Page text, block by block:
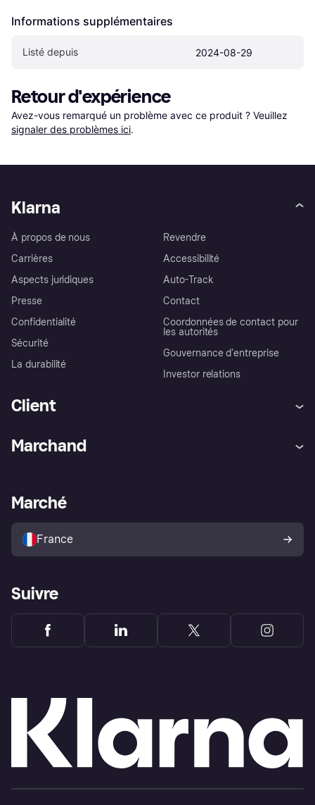
Informations supplémentaires
Listé depuis 2024-08-29
Retour d'expérience
Avez-vous remarqué un problème avec ce produit ? Veuillez
signaler des problèmes ici.
Klarna
À propos de nous
Carrières
Aspects juridiques
Presse
Confidentialité
Sécurité
La durabilité
Revendre
Accessibilité
Auto-Track
Contact
Coordonnées de contact pour
les autorités
Gouvernance d’entreprise
Investor relations
Client
Explorez les magasins
Politique de protection de
l’acheteur Klarna
Marchand
Portail Marchand
Marché
France
Suivre